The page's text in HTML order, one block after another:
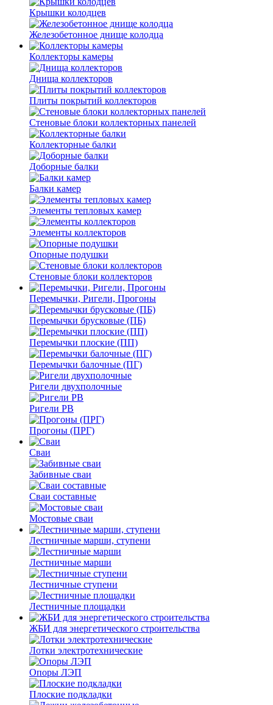
Крышки колодцев
Железобетонное днище колодца
Коллекторы камеры
Днища коллекторов
Плиты покрытий коллекторов
Стеновые блоки коллекторных панелей
Коллекторные балки
Доборные балки
Балки камер
Элементы тепловых камер
Элементы коллекторов
Опорные подушки
Стеновые блоки коллекторов
Перемычки, Ригели, Прогоны
Перемычки брусковые (ПБ)
Перемычки плоские (ПП)
Перемычки балочные (ПГ)
Ригели двухполочные
Ригели РВ
Прогоны (ПРГ)
Сваи
Забивные сваи
Сваи составные
Мостовые сваи
Лестничные марши, ступени
Лестничные марши
Лестничные ступени
Лестничные площадки
ЖБИ для энергетического строительства
Лотки электротехнические
Опоры ЛЭП
Плоские подкладки